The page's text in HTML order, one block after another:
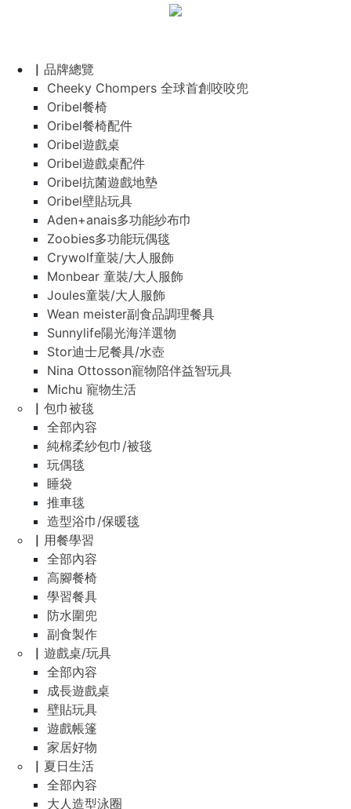
▏品牌總覽
Cheeky Chompers 全球首創咬咬兜
Oribel餐椅
Oribel餐椅配件
Oribel遊戲桌
Oribel遊戲桌配件
Oribel抗菌遊戲地墊
Oribel壁貼玩具
Aden+anais多功能紗布巾
Zoobies多功能玩偶毯
Crywolf童裝/大人服飾
Monbear 童裝/大人服飾
Joules童裝/大人服飾
Wean meister副食品調理餐具
Sunnylife陽光海洋選物
Stor迪士尼餐具/水壺
Nina Ottosson寵物陪伴益智玩具
Michu 寵物生活
▏包巾被毯
全部內容
純棉柔紗包巾/被毯
玩偶毯
睡袋
推車毯
造型浴巾/保暖毯
▏用餐學習
全部內容
高腳餐椅
學習餐具
防水圍兜
副食製作
▏遊戲桌/玩具
全部內容
成長遊戲桌
壁貼玩具
遊戲帳篷
家居好物
▏夏日生活
全部內容
大人造型泳圈